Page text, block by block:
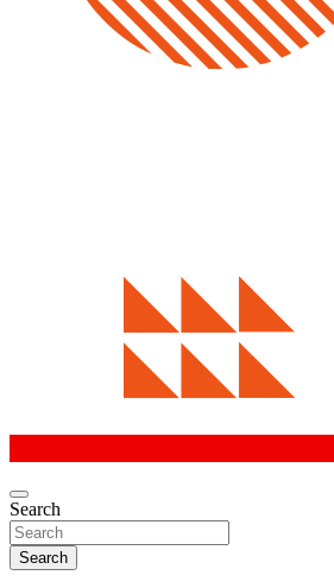
Search
Search